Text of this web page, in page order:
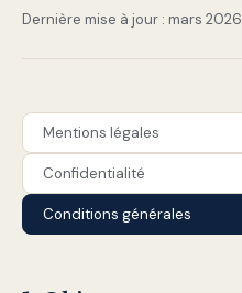
Dernière mise à jour : mars 2026
Mentions légales
Confidentialité
Conditions générales